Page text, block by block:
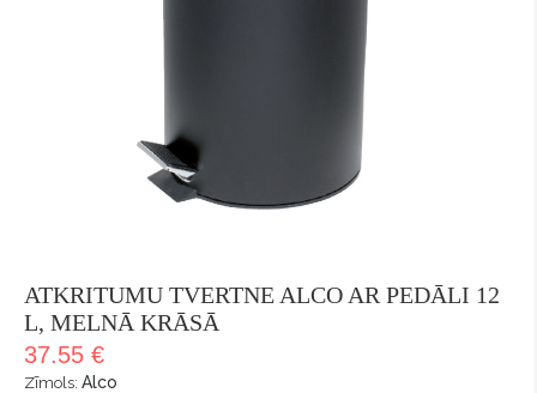
ATKRITUMU TVERTNE ALCO AR PEDĀLI 12
L, MELNĀ KRĀSĀ
37.55 €
Zīmols: Alco